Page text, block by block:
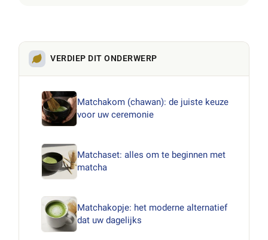
VERDIEP DIT ONDERWERP
Matchakom (chawan): de juiste keuze
voor uw ceremonie
Matchaset: alles om te beginnen met
matcha
Matchakopje: het moderne alternatief
dat uw dagelijks